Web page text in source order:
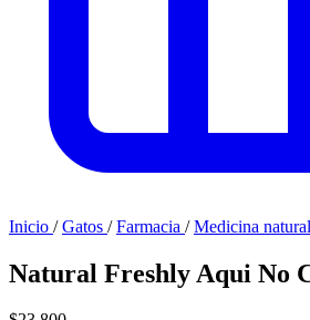
Inicio / Gatos / Farmacia / Medicina natural
Natural Freshly Aqui No